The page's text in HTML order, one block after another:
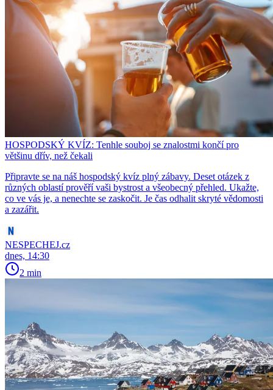
HOSPODSKÝ KVÍZ: Tenhle souboj se znalostmi končí pro
většinu dřív, než čekali
Připravte se na náš hospodský kvíz plný zábavy. Deset otázek z
různých oblastí prověří vaši bystrost a všeobecný přehled. Ukažte,
co ve vás je, a nenechte se zaskočit. Je čas odhalit skryté vědomosti
a zazářit.
NESPECHEJ.cz
dnes, 14:30
2 min